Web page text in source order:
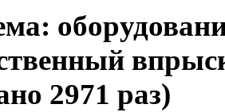
2971 раз)